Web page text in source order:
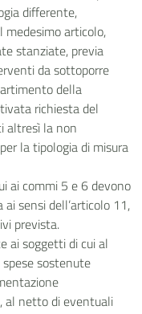
differente,
medesimo articolo,
stanziate, previa
da sottoporre
della
richiesta del
altresì la non
la tipologia di misura
ai commi 5 e 6 devono
sensi dell’articolo 11,
prevista.
ai soggetti di cui al
sostenute
al netto di eventuali